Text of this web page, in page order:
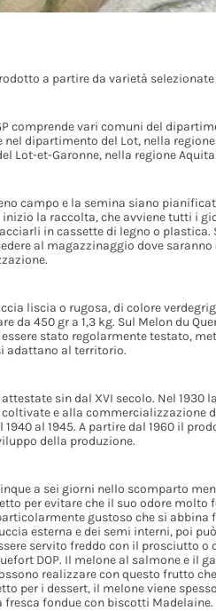
a partire da varietà
comprende vari comuni del
dipartimento del Lot, nella
Lot-et-Garonne, nella regione
campo e la semina siano
la raccolta, che avviene tutti i
in cassette di legno o plastica.
al magazzinaggio dove
liscia o rugosa, di colore
da 450 gr a 1,3 kg. Sul Melon du
stato regolarmente testato,
adattano al territorio.
sin dal XVI secolo. Nel 1930
e alla commercializzazione
al 1945. A partire dal 1960 il
della produzione.
a sei giorni nello scomparto
per evitare che il suo odore
gustoso che si abbina
esterna e dei semi interni, poi
servito freddo con il prosciutto o
DOP. Il melone al salmone e il
realizzare con questo frutto
per i dessert, il melone viene
fondue con biscotti Madelaine.